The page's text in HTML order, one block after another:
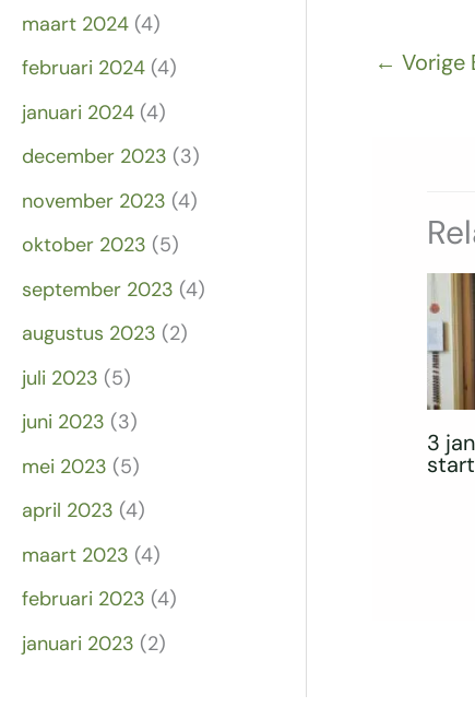
maart 2024 (4)
februari 2024 (4)
januari 2024 (4)
december 2023 (3)
november 2023 (4)
oktober 2023 (5)
september 2023 (4)
augustus 2023 (2)
juli 2023 (5)
juni 2023 (3)
mei 2023 (5)
april 2023 (4)
maart 2023 (4)
februari 2023 (4)
januari 2023 (2)
← Vorige
3